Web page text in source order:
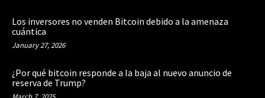
Los inversores no venden Bitcoin debido a la amenaza
cuántica
January 27, 2026
¿Por qué bitcoin responde a la baja al nuevo anuncio de
reserva de Trump?